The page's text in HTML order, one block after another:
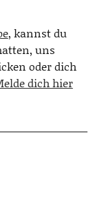
, kannst du
uns
oder dich
dich hier